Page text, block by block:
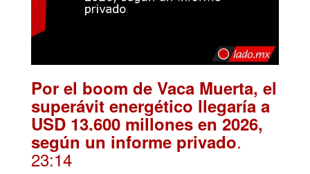
Por el boom de Vaca Muerta, el
superávit energético llegaría a
USD 13.600 millones en 2026,
según un informe privado.
23:14